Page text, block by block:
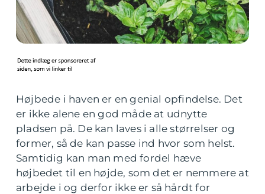
Højbede i haven er en genial opfindelse. Det
er ikke alene en god måde at udnytte
pladsen på. De kan laves i alle størrelser og
former, så de kan passe ind hvor som helst.
Samtidig kan man med fordel hæve
højbedet til en højde, som det er nemmere at
arbejde i og derfor ikke er så hårdt for